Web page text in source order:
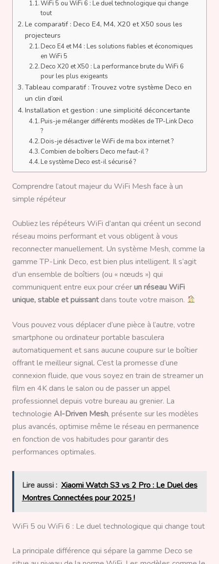
WiFi 5 ou WiFi 6 : Le duel technologique qui change
tout
Le comparatif : Deco E4, M4, X20 et X50 sous les
projecteurs
Deco E4 et M4 : Les solutions fiables et économiques
en WiFi 5
Deco X20 et X50 : La performance brute du WiFi 6
pour les plus exigeants
Tableau comparatif : Trouvez votre système Deco en
un clin d’œil
Installation et gestion : une simplicité déconcertante
Puis-je mélanger différents modèles de TP-Link Deco
?
Dois-je désactiver le WiFi de ma box internet ?
Combien de boîtiers Deco me faut-il ?
Le système Deco est-il sécurisé ?
Comprendre l’atout majeur du WiFi Mesh face à un
simple répéteur
Oubliez les répéteurs WiFi d’antan qui créent un second
réseau moins performant et vous obligent à vous
reconnecter manuellement. Un système Mesh, comme la
gamme TP-Link Deco, est bien plus intelligent. Il s’agit
d’un ensemble de boîtiers (ou « nœuds ») qui
communiquent entre eux pour créerun réseau WiFi
unique, stable et puissantdans toute votre maison.
Vous pouvez vous déplacer d’une pièce à l’autre, votre
smartphone ou ordinateur portable basculera
automatiquement et sans aucune coupure sur le boîtier
offrant le meilleur signal. C’est la promesse d’une
connexion fluide, que vous soyez en train de streamer un
film en 4K dans le salon ou de passer un appel
professionnel depuis votre bureau au grenier. La
technologie AI-Driven Mesh, présente sur les modèles
plus avancés, optimise même le réseau en permanence
en fonction de vos habitudes pour garantir des
performances optimales.
Lire aussi : Xiaomi Watch S3 vs 2 Pro : Le Duel des
Montres Connectées pour 2025 !
WiFi 5 ou WiFi 6 : Le duel technologique qui change tout
La principale différence qui sépare la gamme Deco se